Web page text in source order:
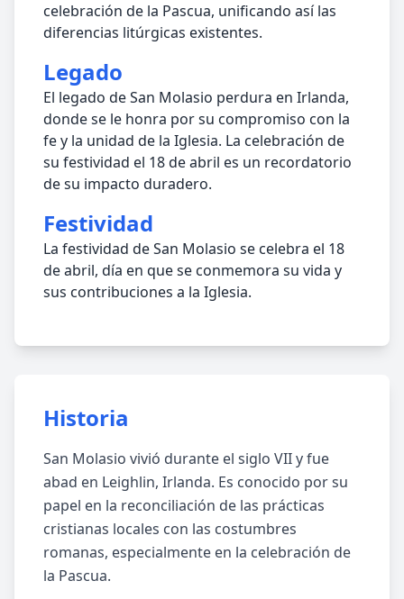
celebración de la Pascua, unificando así las
diferencias litúrgicas existentes.
Legado
El legado de San Molasio perdura en Irlanda,
donde se le honra por su compromiso con la
fe y la unidad de la Iglesia. La celebración de
su festividad el 18 de abril es un recordatorio
de su impacto duradero.
Festividad
La festividad de San Molasio se celebra el 18
de abril, día en que se conmemora su vida y
sus contribuciones a la Iglesia.
Historia
San Molasio vivió durante el siglo VII y fue
abad en Leighlin, Irlanda. Es conocido por su
papel en la reconciliación de las prácticas
cristianas locales con las costumbres
romanas, especialmente en la celebración de
la Pascua.